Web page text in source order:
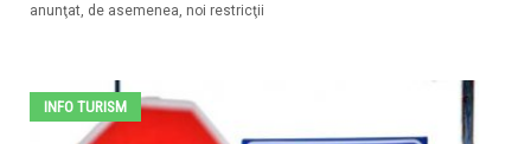
anunţat, de asemenea, noi restricţii
INFO TURISM